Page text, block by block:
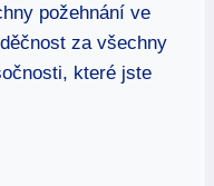
požehnání ve
za všechny
které jste